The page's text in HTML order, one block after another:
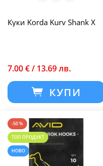
Куки Korda Kurv Shank X
7.00 € / 13.69 лв.
КУПИ
-50 %
ТОП ПРОДУКТ
НОВО